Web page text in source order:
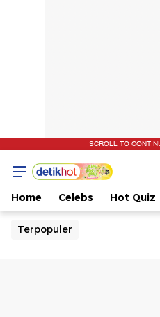
SCROLL TO
Home Celebs Hot Quiz
Terpopuler